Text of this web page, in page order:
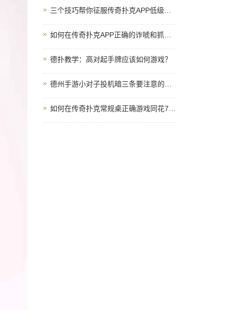
德扑教学：高对起手牌应该如何游戏？